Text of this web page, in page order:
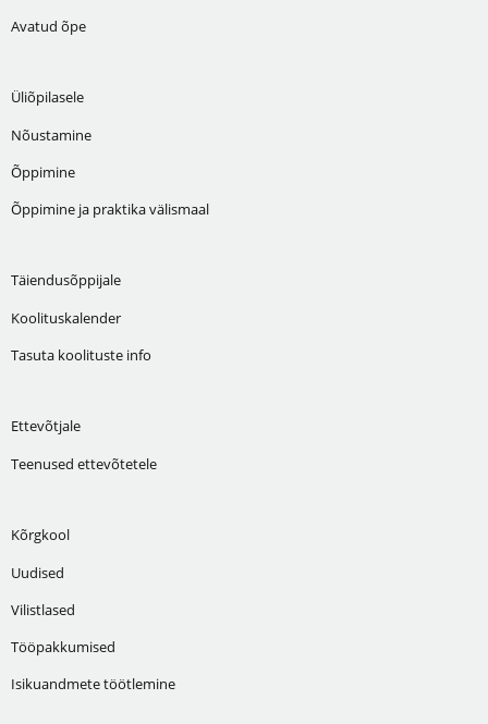
Avatud õpe
Üliõpilasele
Nõustamine
Õppimine
Õppimine ja praktika välismaal
Täiendusõppijale
Koolituskalender
Tasuta koolituste info
Ettevõtjale
Teenused ettevõtetele
Kõrgkool
Uudised
Vilistlased
Tööpakkumised
Isikuandmete töötlemine